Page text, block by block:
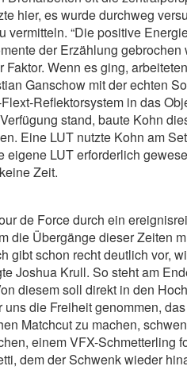
hier, es wurde durchweg
vermitteln. “Die positive
der Erzählung gebrochen
Wenn es ging,
Ganschow mit der echten
Reflektorsystem in das
stand, baute Kohn
Eine LUT nutzte Kohn am
eigene LUT erforderlich
Zeit.
de Force durch ein
die Übergänge dieser Zeiten
gibt schon recht deutlich vor,
Joshua Krull. So steht am
diesem soll direkt in den
die Freiheit genommen,
Matchcut zu machen,
einem VFX-Schmetterling
dem der Schwenk wieder